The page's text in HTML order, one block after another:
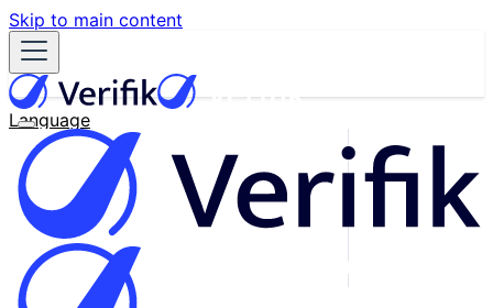
Skip to main content
Language
English
Español
Français
Português
한국어
日本語
中文